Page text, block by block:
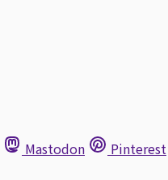
Mastodon Pinterest